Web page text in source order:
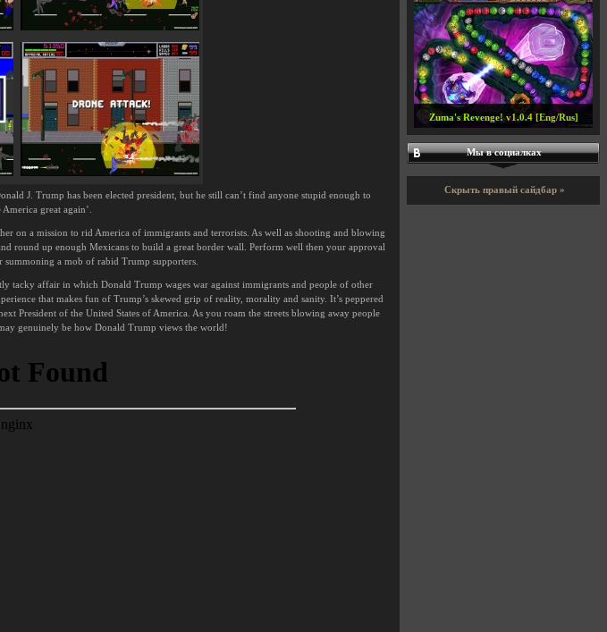
J. Trump has been elected president, but he still can’t find anyone stupid enough to
great again’.
on a mission to rid America of immigrants and terrorists. As well as shooting and blowing
round up enough Mexicans to build a great border wall. Perform well then your approval
summoning a mob of rabid Trump supporters.
tacky affair in which Donald Trump wages war against immigrants and people of other
that makes fun of Trump’s skewed grip of reality, morality and sanity. It’s peppered
President of the United States of America. As you roam the streets blowing away people
genuinely be how Donald Trump views the world!
Zuma's Revenge! v1.0.4 [Eng/Rus]
Мы в социалках
Скрыть правый сайдбар »